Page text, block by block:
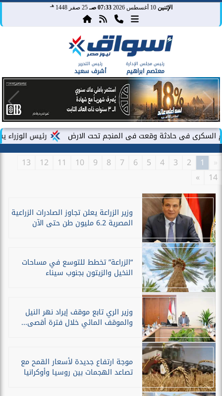
الإثنين 10 أغسطس 2026 07:33 صـ 25 صفر 1448 هـ
رئيس مجلس الإدارة
معتصم ابراهيم
رئيس التحرير
أشرف سعيد
رئيس الوزراء يشهد فعاليات وقعت فى المنجم تحت الارض
«
1
2
3
4
5
6
7
8
9
10
11
12
13
14
»
وزير الزراعة يعلن تجاوز الصادرات الزراعية
المصرية 6.2 مليون طن حتى الآن
“الزراعة” تخطط للتوسع في مساحات
النخيل والزيتون بجنوب سيناء
وزير الري تابع موقف إيراد نهر النيل
والموقف المائي خلال فترة أقصى...
موجة ارتفاع جديدة لأسعار القمح مع
تصاعد الهجمات بين روسيا وأوكرانيا